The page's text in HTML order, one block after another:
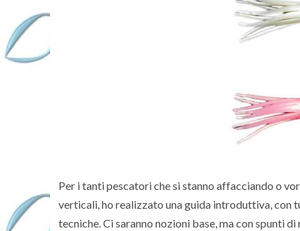
Per i tanti pescatori che si stanno affacciando o
verticali, ho realizzato una guida introduttiva, con
tecniche. Ci saranno nozioni base, ma con spunti